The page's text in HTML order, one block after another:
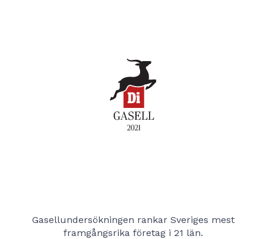
Gasellundersökningen rankar Sveriges mest
framgångsrika företag i 21 län.